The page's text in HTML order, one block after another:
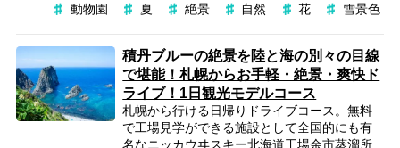
動物園 夏 絶景 自然 花 雪景色
積丹ブルーの絶景を陸と海の別々の目線
で堪能！札幌からお手軽・絶景・爽快ド
ライブ！1日観光モデルコース
札幌から行ける日帰りドライブコース。無料
で工場見学ができる施設として全国的にも有
名なニッカウヰスキー北海道工場余市蒸溜所...